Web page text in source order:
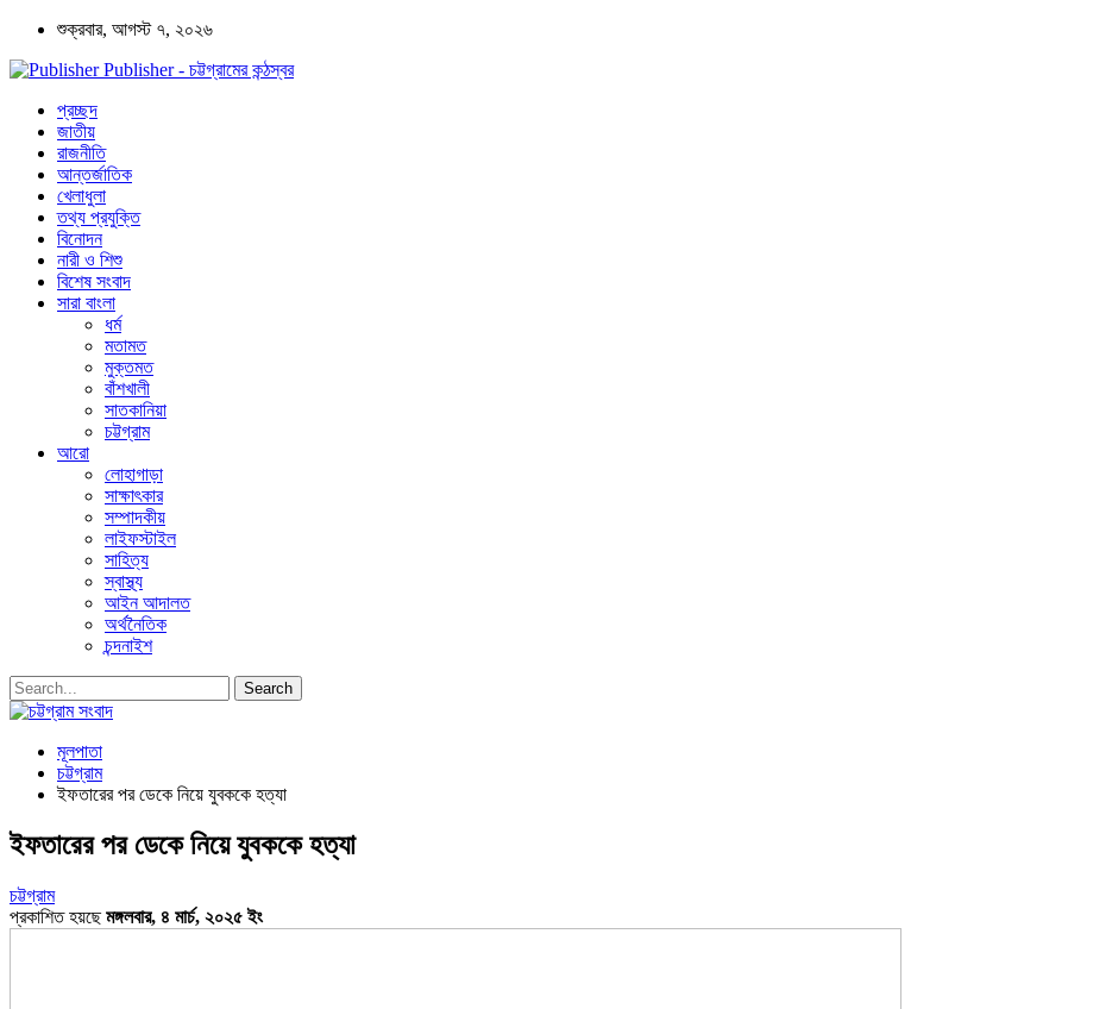
শুক্রবার, আগস্ট ৭, ২০২৬
Publisher - চট্টগ্রামের কন্ঠস্বর
প্রচ্ছদ
জাতীয়
রাজনীতি
আন্তর্জাতিক
খেলাধুলা
তথ্য প্রযুক্তি
বিনোদন
নারী ও শিশু
বিশেষ সংবাদ
সারা বাংলা
ধর্ম
মতামত
মুক্তমত
বাঁশখালী
সাতকানিয়া
চট্টগ্রাম
আরো
লোহাগাড়া
সাক্ষাৎকার
সম্পাদকীয়
লাইফস্টাইল
সাহিত্য
স্বাস্থ্য
আইন আদালত
অর্থনৈতিক
চন্দনাইশ
মূলপাতা
চট্টগ্রাম
ইফতারের পর ডেকে নিয়ে যুবককে হত্যা
ইফতারের পর ডেকে নিয়ে যুবককে হত্যা
চট্টগ্রাম
প্রকাশিত হয়ছেমঙ্গলবার, ৪ মার্চ, ২০২৫ ইং